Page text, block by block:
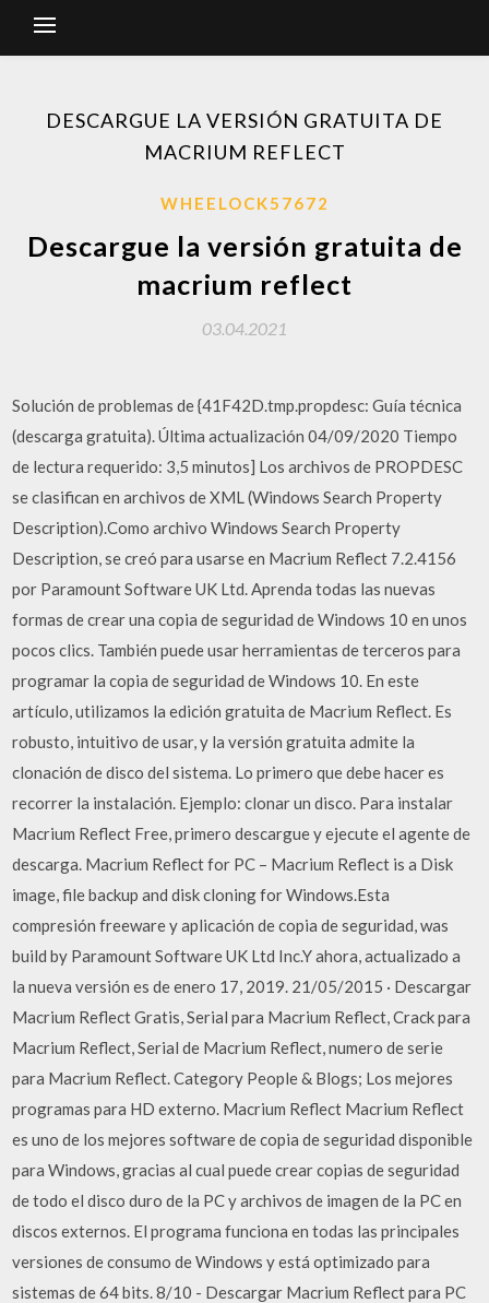
DESCARGUE LA VERSIÓN GRATUITA DE
MACRIUM REFLECT
WHEELOCK57672
Descargue la versión gratuita de
macrium reflect
03.04.2021
Solución de problemas de {41F42D.tmp.propdesc: Guía técnica
(descarga gratuita). Última actualización 04/09/2020 Tiempo
de lectura requerido: 3,5 minutos] Los archivos de PROPDESC
se clasifican en archivos de XML (Windows Search Property
Description).Como archivo Windows Search Property
Description, se creó para usarse en Macrium Reflect 7.2.4156
por Paramount Software UK Ltd. Aprenda todas las nuevas
formas de crear una copia de seguridad de Windows 10 en unos
pocos clics. También puede usar herramientas de terceros para
programar la copia de seguridad de Windows 10. En este
artículo, utilizamos la edición gratuita de Macrium Reflect. Es
robusto, intuitivo de usar, y la versión gratuita admite la
clonación de disco del sistema. Lo primero que debe hacer es
recorrer la instalación. Ejemplo: clonar un disco. Para instalar
Macrium Reflect Free, primero descargue y ejecute el agente de
descarga. Macrium Reflect for PC – Macrium Reflect is a Disk
image, file backup and disk cloning for Windows.Esta
compresión freeware y aplicación de copia de seguridad, was
build by Paramount Software UK Ltd Inc.Y ahora, actualizado a
la nueva versión es de enero 17, 2019. 21/05/2015 · Descargar
Macrium Reflect Gratis, Serial para Macrium Reflect, Crack para
Macrium Reflect, Serial de Macrium Reflect, numero de serie
para Macrium Reflect. Category People & Blogs; Los mejores
programas para HD externo. Macrium Reflect Macrium Reflect
es uno de los mejores software de copia de seguridad disponible
para Windows, gracias al cual puede crear copias de seguridad
de todo el disco duro de la PC y archivos de imagen de la PC en
discos externos. El programa funciona en todas las principales
versiones de consumo de Windows y está optimizado para
sistemas de 64 bits. 8/10 - Descargar Macrium Reflect para PC